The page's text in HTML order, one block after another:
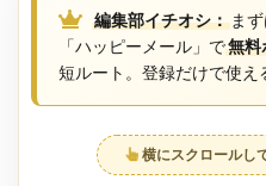
編集部イチオシ： ま
「ハッピーメール」で無料
短ルート。登録だけで使え
横にスクロールし